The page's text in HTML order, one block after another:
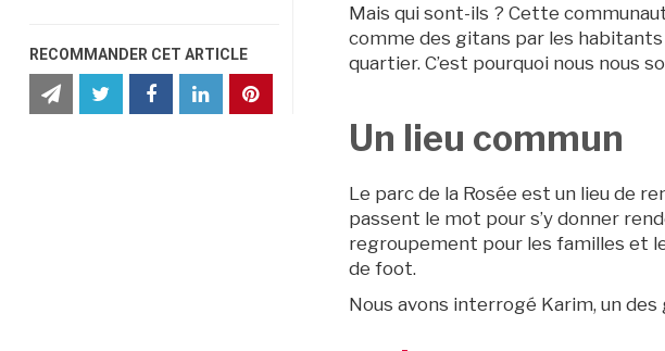
Mais qui sont-ils ? Cette
comme des gitans par les
quartier. C’est pourquoi nous nous
Un lieu commun
Le parc de la Rosée est un lieu de
passent le mot pour s’y donner
regroupement pour les familles et
de foot.
Nous avons interrogé Karim, un
RECOMMANDER CET ARTICLE
cet
article
partager
article
cet
article
cet
article
cet
article article